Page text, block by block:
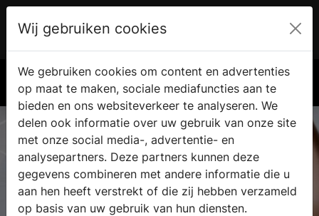
€ 0.00
Wij gebruiken cookies
We gebruiken cookies om content en advertenties
op maat te maken, sociale mediafuncties aan te
bieden en ons websiteverkeer te analyseren. We
delen ook informatie over uw gebruik van onze site
met onze social media-, advertentie- en
analysepartners. Deze partners kunnen deze
gegevens combineren met andere informatie die u
aan hen heeft verstrekt of die zij hebben verzameld
op basis van uw gebruik van hun diensten.